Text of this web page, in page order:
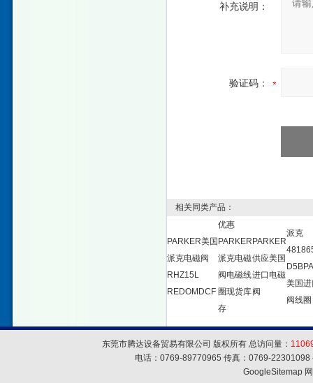
补充说明：
验证码：
相关同类产品：
PARKER美国
派克电磁阀
RHZ15L
REDOMDCF
优惠
PARKER
派克电磁
阀电磁线
圈现货库
存
PARKER
供应美国
进口电磁
阀
派克
美国
阀线圈
东莞市腾达设备贸易有限公司 版权所有 总访问量：
电话：0769-89770965 传真：0769-
GoogleSitemap网